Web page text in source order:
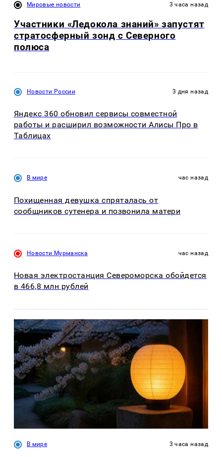
Мировые новости 3 часа назад
Участники «Ледокола знаний» запустят
стратосферный зонд с Северного
полюса
Новости России 3 дня назад
Яндекс 360 обновил сервисы совместной
работы и расширил возможности Алисы Про в
Таблицах
В мире час назад
Похищенная девушка спряталась от
сообщников сутенера и позвонила матери
Новости Мурманска час назад
Новая электростанция Североморска обойдется
в 466,8 млн рублей
В мире 3 часа назад